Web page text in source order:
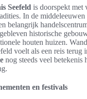
Seefeld is doorspekt met
In de
belangrijk
historische
houten huizen.
voelt als een reis terug
nog steeds veel betekenis
en festivals